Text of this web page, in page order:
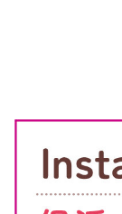
は、10園すべて
自宅から通える
たは見学をして
記入しておきま